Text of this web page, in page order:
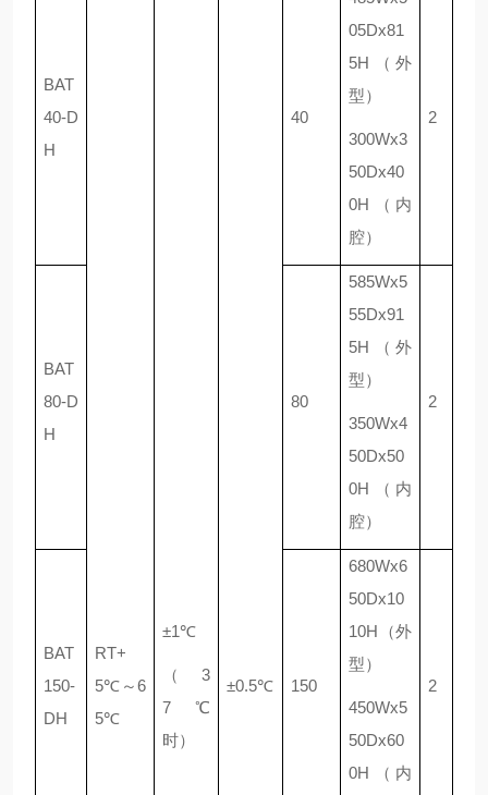
BAT
40-D
H
RT+
5℃ ～6
5℃
±1℃
（3
7℃
时）
±0.5℃
40
05Dx81
5H（外
型）
300Wx3
50Dx40
0H（内
腔）
2
BAT
80-D
H
80
585Wx5
55Dx91
5H（外
型）
350Wx4
50Dx50
0H（内
腔）
2
BAT
150-
DH
150
680Wx6
50Dx10
10H（外
型）
450Wx5
50Dx60
0H（内
2